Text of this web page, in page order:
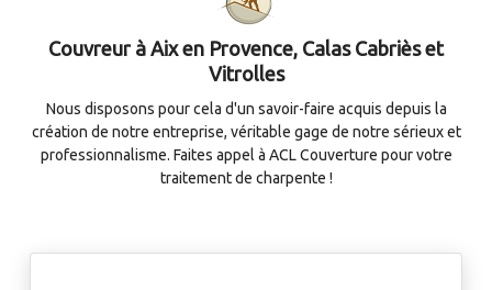
Couvreur à Aix en Provence, Calas Cabriès et
Vitrolles
Nous disposons pour cela d'un savoir-faire acquis depuis la
création de notre entreprise, véritable gage de notre sérieux et
professionnalisme. Faites appel à ACL Couverture pour votre
traitement de charpente !